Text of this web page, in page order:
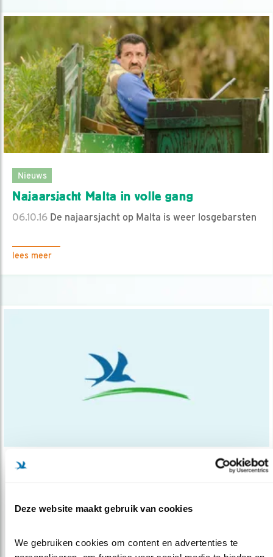
Deze website maakt gebruik van cookies
We gebruiken cookies om content en advertenties te
Nieuws
Najaarsjacht Malta in volle gang
06.10.16 De najaarsjacht op Malta is weer losgebarsten
lees meer
Nieuws
29.09.14Vandaag, maandag 29 september, beginnen in